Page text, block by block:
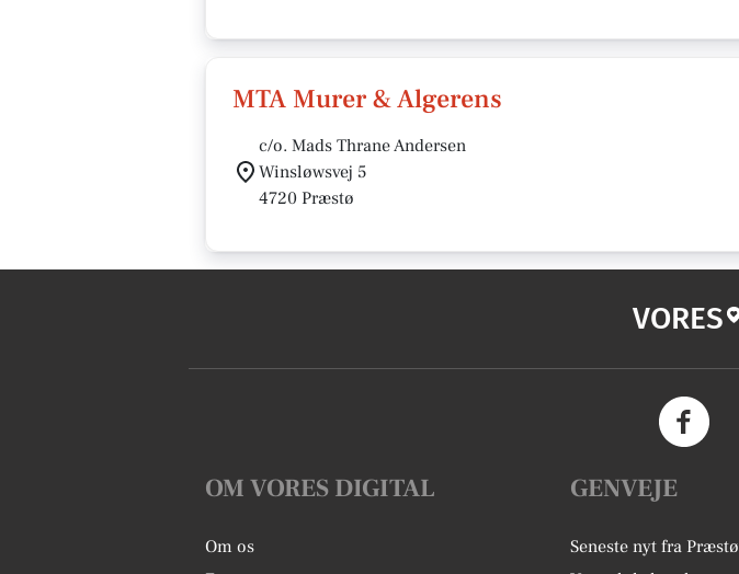
MTA Murer & Algerens
c/o. Mads Thrane Andersen
Winsløwsvej 5
4720 Præstø
VORES
OM VORES DIGITAL
Om os
GENVEJE
Seneste nyt fra Præstø